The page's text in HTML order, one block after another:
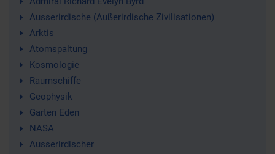
Ausserirdische (Außerirdische Zivilisationen)
Arktis
Atomspaltung
Kosmologie
Raumschiffe
Geophysik
Garten Eden
NASA
Ausserirdischer